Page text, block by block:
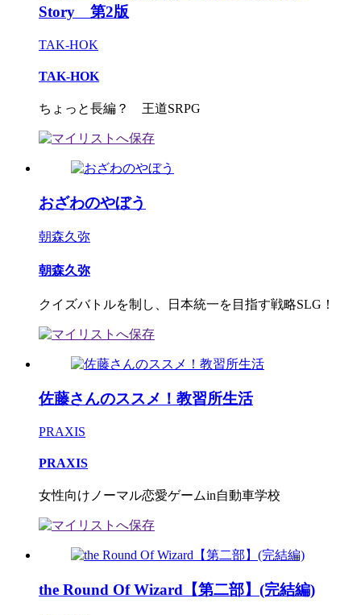
Story 第2版
TAK-HOK
TAK-HOK
ちょっと長編？ 王道SRPG
おざわのやぼう
朝森久弥
朝森久弥
クイズバトルを制し、日本統一を目指す戦略SLG！
佐藤さんのススメ！教習所生活
PRAXIS
PRAXIS
女性向けノーマル恋愛ゲームin自動車学校
the Round Of Wizard【第二部】(完結編)